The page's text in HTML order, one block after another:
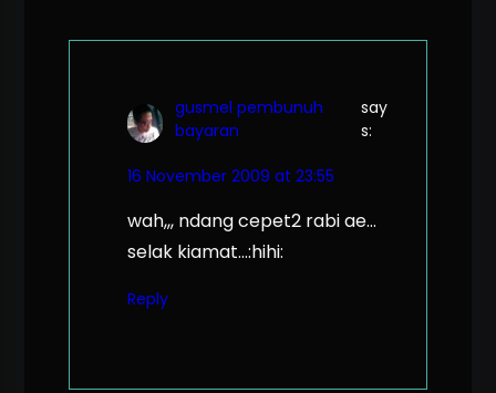
gusmel pembunuh
bayaran
say
s:
16 November 2009 at 23:55
wah,,, ndang cepet2 rabi ae…
selak kiamat…:hihi:
Reply